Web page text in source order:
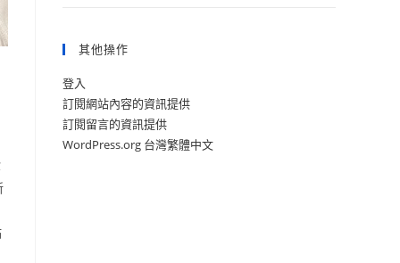
其他操作
登入
訂閱網站內容的資訊提供
訂閱留言的資訊提供
WordPress.org 台灣繁體中文